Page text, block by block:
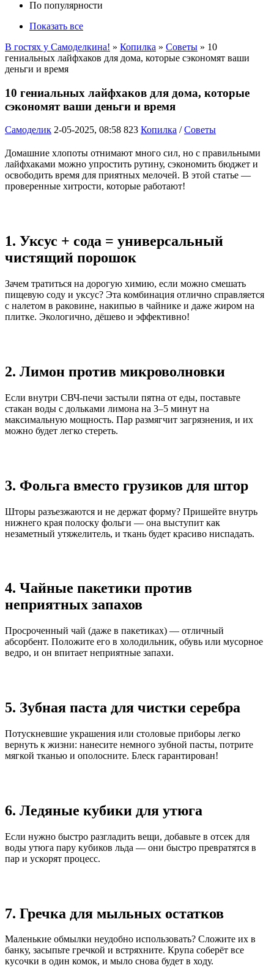
По популярности
Показать все
В гостях у Самоделкина! » Копилка » Советы » 10
гениальных лайфхаков для дома, которые сэкономят ваши
деньги и время
10 гениальных лайфхаков для дома, которые
сэкономят ваши деньги и время
Самоделик 2-05-2025, 08:58 823 Копилка /Советы
Домашние хлопоты отнимают много сил, но с правильными
лайфхаками можно упростить рутину, сэкономить бюджет и
освободить время для приятных мелочей. В этой статье —
проверенные хитрости, которые работают!
1. Уксус + сода = универсальный
чистящий порошок
Зачем тратиться на дорогую химию, если можно смешать
пищевую соду и уксус? Эта комбинация отлично справляется
с налетом в раковине, накипью в чайнике и даже жиром на
плитке. Экологично, дёшево и эффективно!
2. Лимон против микроволновки
Если внутри СВЧ-печи застыли пятна от еды, поставьте
стакан воды с дольками лимона на 3–5 минут на
максимальную мощность. Пар размягчит загрязнения, и их
можно будет легко стереть.
3. Фольга вместо грузиков для штор
Шторы разъезжаются и не держат форму? Пришейте внутрь
нижнего края полоску фольги — она выступит как
незаметный утяжелитель, и ткань будет красиво ниспадать.
4. Чайные пакетики против
неприятных запахов
Просроченный чай (даже в пакетиках) — отличный
абсорбент. Положите его в холодильник, обувь или мусорное
ведро, и он впитает неприятные запахи.
5. Зубная паста для чистки серебра
Потускневшие украшения или столовые приборы легко
вернуть к жизни: нанесите немного зубной пасты, потрите
мягкой тканью и ополосните. Блеск гарантирован!
6. Ледяные кубики для утюга
Если нужно быстро разгладить вещи, добавьте в отсек для
воды утюга пару кубиков льда — они быстро превратятся в
пар и ускорят процесс.
7. Гречка для мыльных остатков
Маленькие обмылки неудобно использовать? Сложите их в
банку, засыпьте гречкой и встряхните. Крупа соберёт все
кусочки в один комок, и мыло снова будет в ходу.